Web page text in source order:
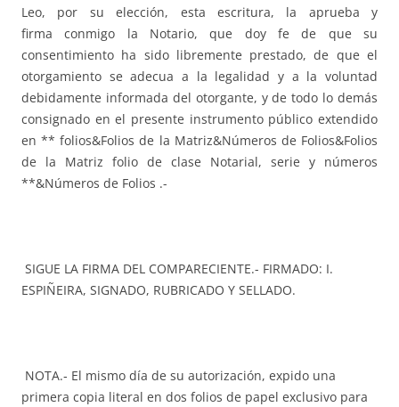
Leo, por su elección, esta escritura, la aprueba y
firma conmigo la Notario, que doy fe de que su
consentimiento ha sido libremente prestado, de que el
otorgamiento se adecua a la legalidad y a la voluntad
debidamente informada del otorgante, y de todo lo demás
consignado en el presente instrumento público extendido
en ** folios&Folios de la Matriz&Números de Folios&Folios
de la Matriz folio de clase Notarial, serie y números
**&Números de Folios .-
SIGUE LA FIRMA DEL COMPARECIENTE.- FIRMADO: I.
ESPIÑEIRA, SIGNADO, RUBRICADO Y SELLADO.
NOTA.‑ El mismo día de su autorización, expido una
primera copia literal en dos folios de papel exclusivo para